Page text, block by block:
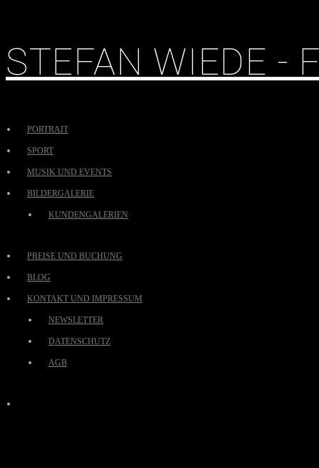
STEFAN WIEDE -
PORTRAIT
SPORT
MUSIK UND EVENTS
BILDERGALERIE
KUNDENGALERIEN
PREISE UND BUCHUNG
BLOG
KONTAKT UND IMPRESSUM
NEWSLETTER
DATENSCHUTZ
AGB